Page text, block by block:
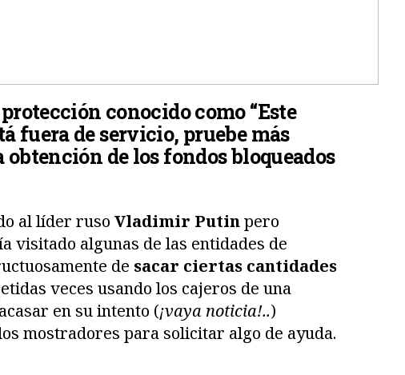
conocido como “Este
fuera de servicio, pruebe más
de los fondos bloqueados
al líder ruso Vladimir Putinpero
visitado algunas de las entidades de
de sacar ciertas cantidades
veces usando los cajeros de una
en su intento (¡vaya noticia!..)
mostradores para solicitar algo de ayuda.